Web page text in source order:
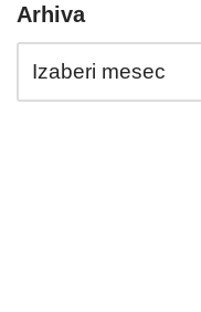
Arhiva